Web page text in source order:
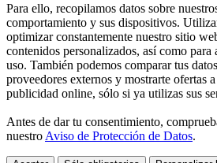
Para ello, recopilamos datos sobre
comportamiento y sus dispositivos.
optimizar constantemente nuestro sitio
contenidos personalizados, así como para
uso. También podemos comparar tus
proveedores externos y mostrarte ofertas
publicidad online, sólo si ya utilizas sus
Antes de dar tu consentimiento,
nuestro Aviso de Protección de Datos.